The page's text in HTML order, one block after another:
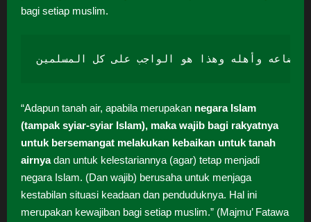
bagi setiap muslim.
أوضاعه وأهله وهذا هو الواجب على كل المسلمين
“Adapun tanah air, apabila merupakan negara Islam
(tampak syiar-syiar Islam), maka wajib bagi rakyatnya
untuk bersemangat melakukan kebaikan untuk tanah
airnyadan untuk kelestariannya (agar) tetap menjadi
negara Islam. (Dan wajib) berusaha untuk menjaga
kestabilan situasi keadaan dan penduduknya. Hal ini
merupakan kewajiban bagi setiap muslim.” (Majmu’ Fatawa